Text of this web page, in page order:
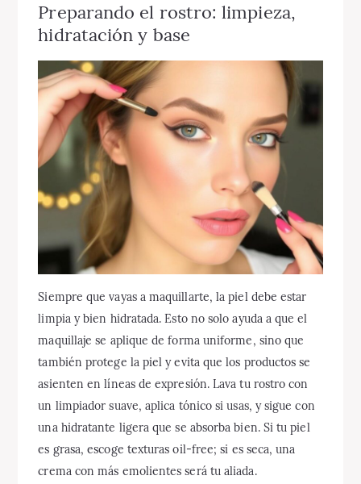
Preparando el rostro: limpieza,
hidratación y base
Siempre que vayas a maquillarte, la piel debe estar
limpia y bien hidratada. Esto no solo ayuda a que el
maquillaje se aplique de forma uniforme, sino que
también protege la piel y evita que los productos se
asienten en líneas de expresión. Lava tu rostro con
un limpiador suave, aplica tónico si usas, y sigue con
una hidratante ligera que se absorba bien. Si tu piel
es grasa, escoge texturas oil-free; si es seca, una
crema con más emolientes será tu aliada.